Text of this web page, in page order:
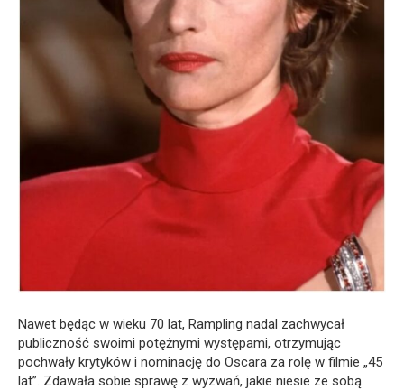
Nawet będąc w wieku 70 lat, Rampling nadal zachwycał
publiczność swoimi potężnymi występami, otrzymując
pochwały krytyków i nominację do Oscara za rolę w filmie „45
lat”. Zdawała sobie sprawę z wyzwań, jakie niesie ze sobą